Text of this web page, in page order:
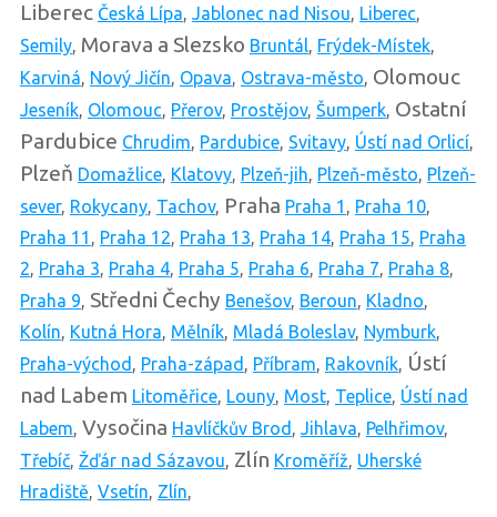
Liberec Česká Lípa, Jablonec nad Nisou, Liberec,
Semily, Morava a Slezsko Bruntál, Frýdek-Místek,
Karviná, Nový Jičín, Opava, Ostrava-město, Olomouc
Jeseník, Olomouc, Přerov, Prostějov, Šumperk, Ostatní
Pardubice Chrudim, Pardubice, Svitavy, Ústí nad Orlicí,
Plzeň Domažlice, Klatovy, Plzeň-jih, Plzeň-město, Plzeň-
sever, Rokycany, Tachov, Praha Praha 1 , Praha 10,
Praha 11 , Praha 12, Praha 13, Praha 14, Praha 15, Praha
2, Praha 3, Praha 4, Praha 5, Praha 6, Praha 7, Praha 8,
Praha 9, Středni Čechy Benešov, Beroun, Kladno,
Kolín, Kutná Hora, Mělník, Mladá Boleslav, Nymburk,
Praha-východ , Praha-západ , Příbram, Rakovník, Ústí
nad Labem Litoměřice, Louny, Most, Teplice, Ústí nad
Labem, Vysočina Havlíčkův Brod , Jihlava, Pelhřimov,
Třebíč, Žďár nad Sázavou, Zlín Kroměříž, Uherské
Hradiště, Vsetín, Zlín,